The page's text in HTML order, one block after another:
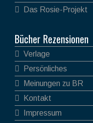
Das Rosie-Projekt
Bücher Rezensionen
Verlage
Persönliches
Meinungen zu BR
Kontakt
Impressum